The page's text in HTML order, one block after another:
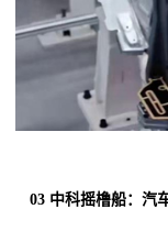
03 中科摇橹船：汽